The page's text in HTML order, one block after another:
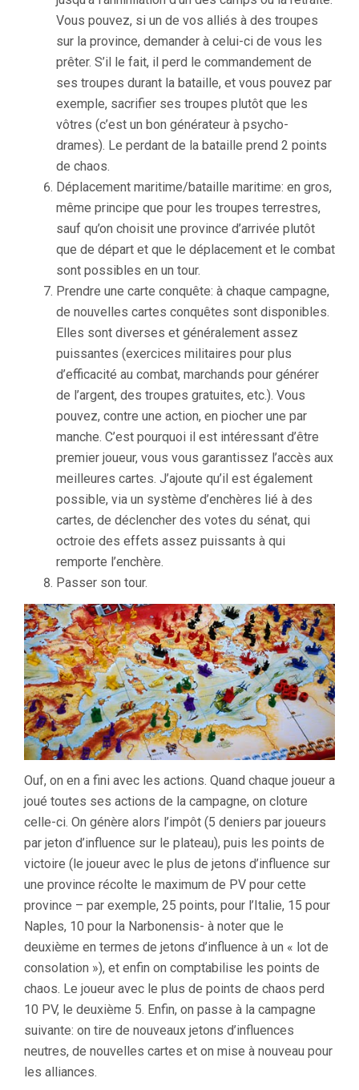
Vous pouvez, si un de vos alliés à des troupes
sur la province, demander à celui-ci de vous les
prêter. S’il le fait, il perd le commandement de
ses troupes durant la bataille, et vous pouvez par
exemple, sacrifier ses troupes plutôt que les
vôtres (c’est un bon générateur à psycho-
drames). Le perdant de la bataille prend 2 points
de chaos.
Déplacement maritime/bataille maritime: en gros,
même principe que pour les troupes terrestres,
sauf qu’on choisit une province d’arrivée plutôt
que de départ et que le déplacement et le combat
sont possibles en un tour.
Prendre une carte conquête: à chaque campagne,
de nouvelles cartes conquêtes sont disponibles.
Elles sont diverses et généralement assez
puissantes (exercices militaires pour plus
d’efficacité au combat, marchands pour générer
de l’argent, des troupes gratuites, etc.). Vous
pouvez, contre une action, en piocher une par
manche. C’est pourquoi il est intéressant d’être
premier joueur, vous vous garantissez l’accès aux
meilleures cartes. J’ajoute qu’il est également
possible, via un système d’enchères lié à des
cartes, de déclencher des votes du sénat, qui
octroie des effets assez puissants à qui
remporte l’enchère.
Passer son tour.
Ouf, on en a fini avec les actions. Quand chaque joueur a
joué toutes ses actions de la campagne, on cloture
celle-ci. On génère alors l’impôt (5 deniers par joueurs
par jeton d’influence sur le plateau), puis les points de
victoire (le joueur avec le plus de jetons d’influence sur
une province récolte le maximum de PV pour cette
province – par exemple, 25 points, pour l’Italie, 15 pour
Naples, 10 pour la Narbonensis- à noter que le
deuxième en termes de jetons d’influence à un « lot de
consolation »), et enfin on comptabilise les points de
chaos. Le joueur avec le plus de points de chaos perd
10 PV, le deuxième 5. Enfin, on passe à la campagne
suivante: on tire de nouveaux jetons d’influences
neutres, de nouvelles cartes et on mise à nouveau pour
les alliances.